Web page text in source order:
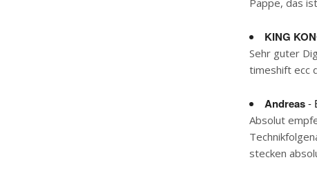
Pappe, das
KING
Sehr guter
timeshift ecc
Andreas-
Absolut
stecken